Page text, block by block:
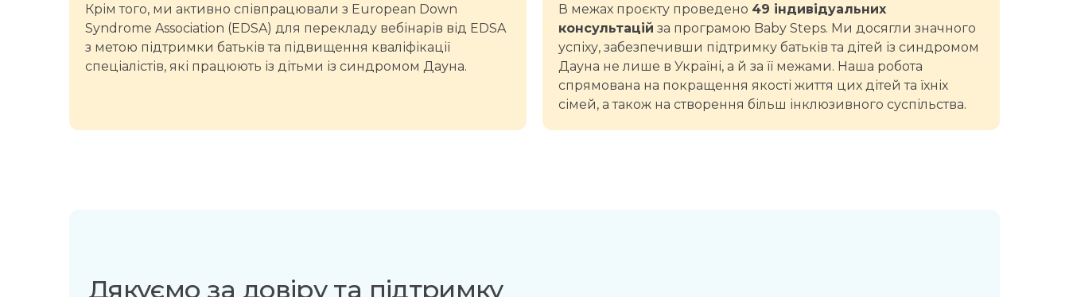
Крім того, ми активно співпрацювали з European Down
Syndrome Association (EDSA) для перекладу вебінарів від EDSA
з метою підтримки батьків та підвищення кваліфікації
спеціалістів, які працюють із дітьми із синдромом Дауна.
В межах проєкту проведено 49 індивідуальних
консультацій за програмою Baby Steps. Ми досягли значного
успіху, забезпечивши підтримку батьків та дітей із синдромом
Дауна не лише в Україні, а й за її межами. Наша робота
спрямована на покращення якості життя цих дітей та їхніх
сімей, а також на створення більш інклюзивного суспільства.
Дякуємо за довіру та підтримку